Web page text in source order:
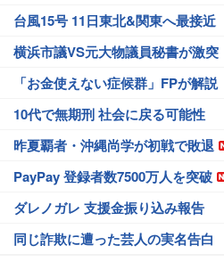
台風15号 11日東北&関東へ最接近
横浜市議VS元大物議員秘書が激突
「お金使えない症候群」FPが解説
10代で無期刑 社会に戻る可能性
昨夏覇者・沖縄尚学が初戦で敗退
PayPay 登録者数7500万人を突破
ダレノガレ 支援金振り込み報告
同じ詐欺に遭った芸人の実名告白